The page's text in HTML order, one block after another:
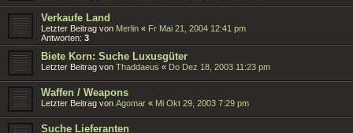
Verkaufe Land
Letzter Beitrag von Merlin « Fr Mai 21, 2004 12:41 pm
Antworten: 3
Biete Korn: Suche Luxusgüter
Letzter Beitrag von Thaddaeus « Do Dez 18, 2003 11:23 pm
Waffen / Weapons
Letzter Beitrag von Agomar « Mi Okt 29, 2003 7:29 pm
Suche Lieferanten